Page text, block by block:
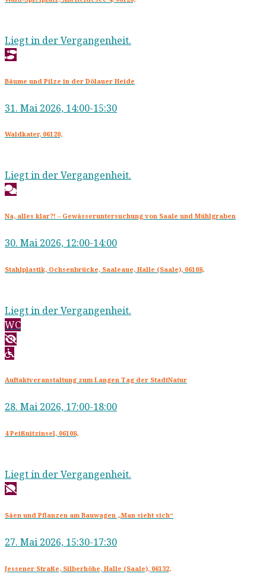
Liegt in der Vergangenheit.
Bäume und Pilze in der Dölauer Heide
31. Mai 2026, 14:00-15:30
Waldkater, 06120,
Liegt in der Vergangenheit.
Na, alles klar?! – Gewässeruntersuchung von Saale und Mühlgraben
30. Mai 2026, 12:00-14:00
Stahlplastik, Ochsenbrücke, Saaleaue, Halle (Saale), 06108,
Liegt in der Vergangenheit.
WC
Auftaktveranstaltung zum Langen Tag der StadtNatur
28. Mai 2026, 17:00-18:00
4 Peißnitzinsel, 06108,
Liegt in der Vergangenheit.
Säen und Pflanzen am Bauwagen „Man sieht sich“
27. Mai 2026, 15:30-17:30
Jessener Straße, Silberhöhe, Halle (Saale), 06132,